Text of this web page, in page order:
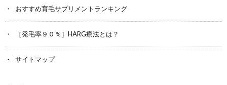
おすすめ育毛サプリメントランキング
［発毛率９０％］HARG療法とは？
サイトマップ